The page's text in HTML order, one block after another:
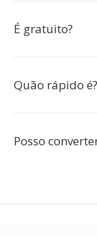
É gratuito?
Quão rápido é?
Posso